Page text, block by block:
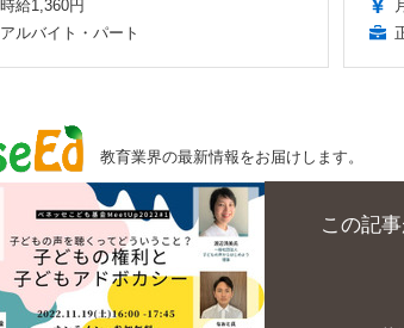
時給1,360円
アルバイト・パート
教育業界の最新情報をお届けします。
この記